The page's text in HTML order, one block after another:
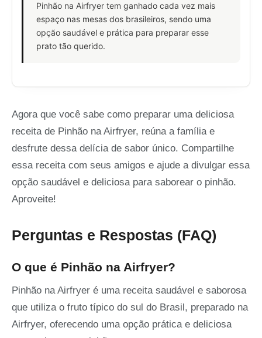
Pinhão na Airfryer tem ganhado cada vez mais
espaço nas mesas dos brasileiros, sendo uma
opção saudável e prática para preparar esse
prato tão querido.
Agora que você sabe como preparar uma deliciosa
receita de Pinhão na Airfryer, reúna a família e
desfrute dessa delícia de sabor único. Compartilhe
essa receita com seus amigos e ajude a divulgar essa
opção saudável e deliciosa para saborear o pinhão.
Aproveite!
Perguntas e Respostas (FAQ)
O que é Pinhão na Airfryer?
Pinhão na Airfryer é uma receita saudável e saborosa
que utiliza o fruto típico do sul do Brasil, preparado na
Airfryer, oferecendo uma opção prática e deliciosa